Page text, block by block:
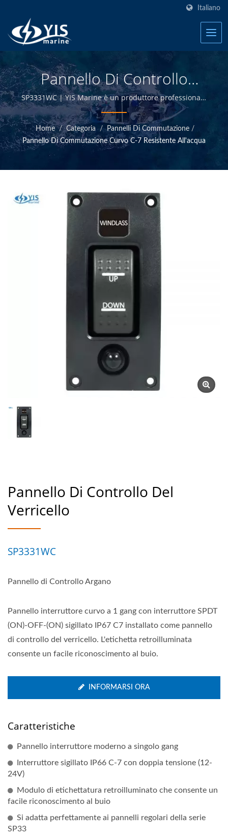
Italiano
Pannello Di Controllo
Argano | Blocchi Fusibili
Marini - Produttore Di
Prodotti Elettrici Marini |
SP3331WC | YIS Marine è un produttore professionale
impegnato a fornire prodotti elettrici ed elettronici
marini di alta qualità. Progettando e producendo
internamente e avendo il controllo di qualità presso la
sede di Taiwan, siamo in grado di offrire prodotti
marini di alta qualità a prezzi competitivi.
Home / Categoria / Pannelli Di Commutazione /
Pannello Di Commutazione Curvo C-7 Resistente All'acqua
Pannello Di Controllo Del
Verricello
SP3331WC
Pannello di Controllo Argano
Pannello interruttore curvo a 1 gang con interruttore SPDT
(ON)-OFF-(ON) sigillato IP67 C7 installato come pannello
di controllo del verricello. L'etichetta retroilluminata
consente un facile riconoscimento al buio.
INFORMARSI ORA
Caratteristiche
Pannello interruttore moderno a singolo gang
Interruttore sigillato IP66 C-7 con doppia tensione (12-
24V)
Modulo di etichettatura retroilluminato che consente un
facile riconoscimento al buio
Si adatta perfettamente ai pannelli regolari della serie
SP33